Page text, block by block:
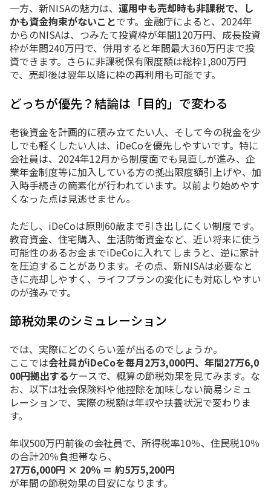
一方、 新NISAの魅力は、 運用中も売却時も非課税で、 し
かも資金拘束がないことです。 金融庁による と、 2024年
からのNISAは、 つみたて投資枠が年間120万円、 成長投資
枠が年間240万円で、 併用すると年間最大360万円まで投
資でき ます。 さらに非課税保有限度額は総枠1,800万円
で、 売却後は翌年以降に枠の再利用も可能です。
どっちが優先？結論は「目的」 で変わる
老後資金を計画的に積み立てたい人、 そして今の税金を少
しでも軽く したい人は、 iDeCoを優先しやすいです。 特に
会社員は、 2024年12月から制度面でも見直しが進み、 企
業年金制度等に加入している方の拠出限度額引上げや、 加
入時手続きの簡素化が行われています。 以前より始めやす
く なった点は見逃せません。
ただし、 iDeCoは原則60歳まで引き出しにくい制度です。
教育資金、 住宅購入、 生活防衛資金など、 近い将来に使う
可能性のあるお金までiDeCoに入れて しまう と、 逆に家計
を圧迫する ことがあり ます。 その点、 新NISAは必要なと
きに売却しやすく、 ライフプランの変化にも対応しやすい
のが強みです。
節税効果のシミュレーション
では、 実際にどのくらい差が出るのでしょうか。
ここでは会社員がiDeCoを毎月2万3,000円、 年間27万6,0
00円拠出するケースで、 概算の節税効果を見てみます。 な
お、 以下は社会保険料や他控除を加味しない簡易シミュ
レーションで、 実際の税額は年収や扶養状況で変わり ま
す。
年収500万円前後の会社員で、 所得税率10％、 住民税10％
の合計20％負担帯なら、
27万6,000円 × 20％ ＝ 約5万5,200円
が年間の節税効果の目安になり ます。